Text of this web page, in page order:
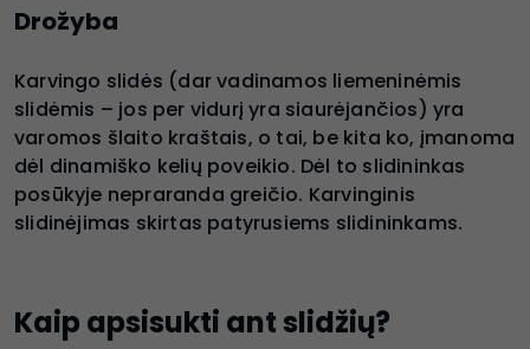
Drožyba
Karvingo slidės (dar vadinamos liemeninėmis
slidėmis – jos per vidurį yra siaurėjančios) yra
varomos šlaito kraštais, o tai, be kita ko, įmanoma
dėl dinamiško kelių poveikio. Dėl to slidininkas
posūkyje nepraranda greičio. Karvinginis
slidinėjimas skirtas patyrusiems slidininkams.
Kaip apsisukti ant slidžių?